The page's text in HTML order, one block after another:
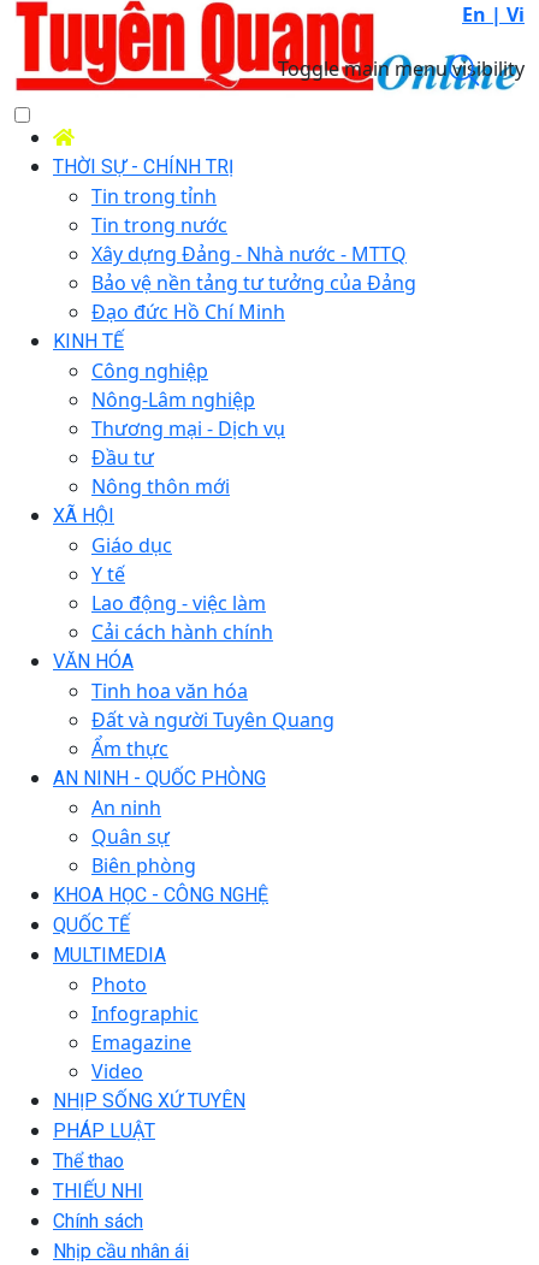
En | Vi
Toggle main menu visibility
THỜI SỰ - CHÍNH TRỊ
Tin trong tỉnh
Tin trong nước
Xây dựng Đảng - Nhà nước - MTTQ
Bảo vệ nền tảng tư tưởng của Đảng
Đạo đức Hồ Chí Minh
KINH TẾ
Công nghiệp
Nông-Lâm nghiệp
Thương mại - Dịch vụ
Đầu tư
Nông thôn mới
XÃ HỘI
Giáo dục
Y tế
Lao động - việc làm
Cải cách hành chính
VĂN HÓA
Tinh hoa văn hóa
Đất và người Tuyên Quang
Ẩm thực
AN NINH - QUỐC PHÒNG
An ninh
Quân sự
Biên phòng
KHOA HỌC - CÔNG NGHỆ
QUỐC TẾ
MULTIMEDIA
Photo
Infographic
Emagazine
Video
NHỊP SỐNG XỨ TUYÊN
PHÁP LUẬT
Thể thao
THIẾU NHI
Chính sách
Nhịp cầu nhân ái